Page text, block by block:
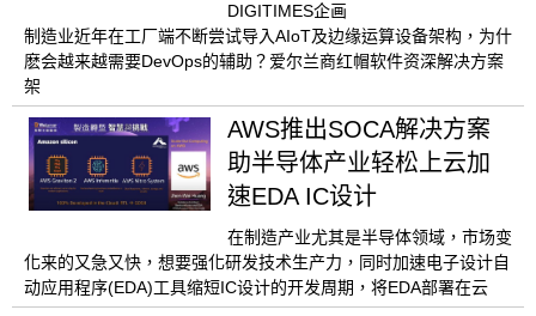
DIGITIMES企画
制造业近年在工厂端不断尝试导入AIoT及边缘运算设备架构，为什
麽会越来越需要DevOps的辅助？爱尔兰商红帽软件资深解决方案
架
AWS推出SOCA解决方案
助半导体产业轻松上云加
速EDA IC设计
在制造产业尤其是半导体领域，市场变
化来的又急又快，想要强化研发技术生产力，同时加速电子设计自
动应用程序(EDA)工具缩短IC设计的开发周期，将EDA部署在云